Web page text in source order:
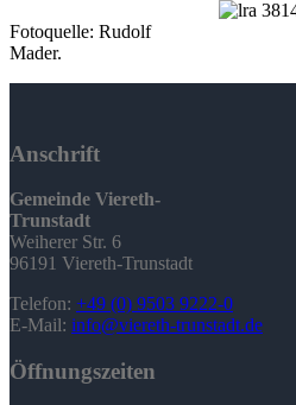
Fotoquelle: Rudolf
Mader.
Anschrift
Gemeinde Viereth-
Trunstadt
Weiherer Str. 6
96191 Viereth-Trunstadt
Telefon: +49 (0) 9503 9222-0
E-Mail: info@viereth-trunstadt.de
Öffnungszeiten